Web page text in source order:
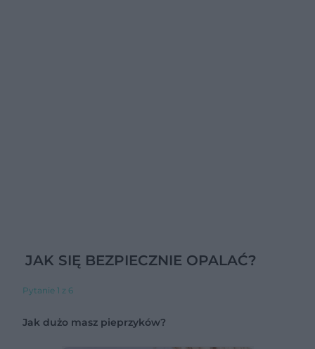
JAK SIĘ BEZPIECZNIE OPALAĆ?
Pytanie 1 z 6
Jak dużo masz pieprzyków?